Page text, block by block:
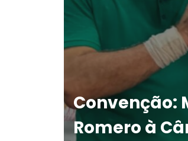
Convenção:
Romero à